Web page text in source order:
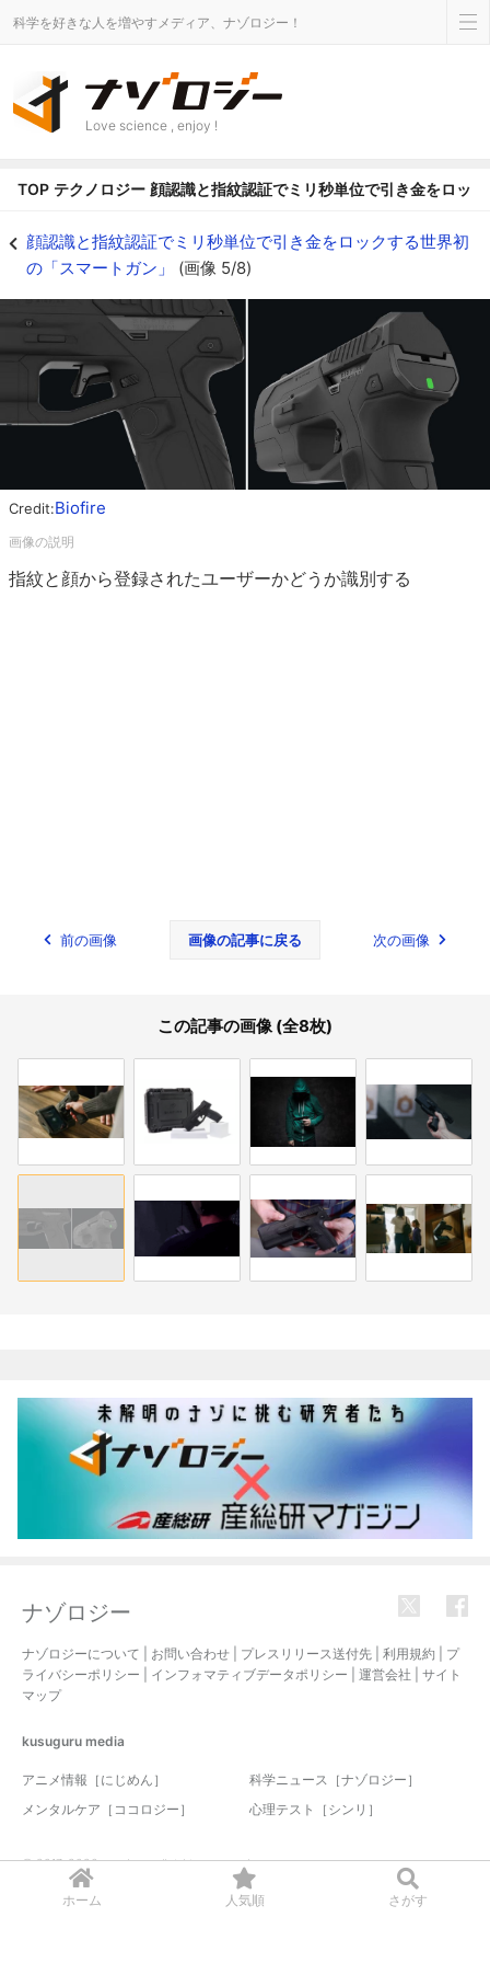
ホーム 人気順 さがす
科学を好きな人を増やすメディア、ナゾロジー！
Love science , enjoy !
TOP テクノロジー 顔認識と指紋認証でミリ秒単位で引き金をロッ
顔認識と指紋認証でミリ秒単位で引き金をロックする世界初
の「スマートガン」 (画像 5/8)
Credit:Biofire
指紋と顔から登録されたユーザーかどうか識別する
前の画像 画像の記事に戻る 次の画像
この記事の画像 (全8枚)
ナゾロジー
ナゾロジーについて お問い合わせ プレスリリース送付先 利用規約
プ
ライバシーポリシー
インフォマティブデータポリシー 運営会社
サイト
マップ
kusuguru media
アニメ情報［にじめん］
科学ニュース［ナゾロジー］
メンタルケア［ココロジー］
心理テスト［シンリ］
© 2017-2026 nazology. all rights reserved.